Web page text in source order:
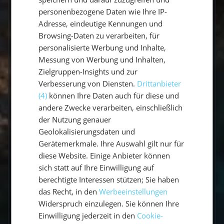
Wie viele Seemeilen segelt man in
einer Woche?
Welche Sprache wird an Bord
gesprochen?
Wer ist mein Skipper / meine
Skipperin?
Welcher Service wird inklusive
angeboten?
Wo übernachtet eigentlich der
Skipper?
Ist die Yacht mit ausreichendem
Sicherheitsequipment ausgestattet?
Verfügt der Skipper über
personenbezogene Daten wie Ihre IP-
Adresse, eindeutige Kennungen und
Browsing-Daten zu verarbeiten, für
personalisierte Werbung und Inhalte,
Messung von Werbung und Inhalten,
Zielgruppen-Insights und zur
Verbesserung von Diensten. Drittanbieter
(4) können Ihre Daten auch für diese und
andere Zwecke verarbeiten, einschließlich
der Nutzung genauer
Geolokalisierungsdaten und
Gerätemerkmale. Ihre Auswahl gilt nur für
diese Website. Einige Anbieter können
sich statt auf Ihre Einwilligung auf
berechtigte Interessen stützen; Sie haben
das Recht, in denWerbeeinstellungen
Widerspruch einzulegen. Sie können Ihre
Einwilligung jederzeit in den Cookie-